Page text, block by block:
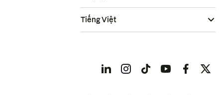
Tiếng Việt